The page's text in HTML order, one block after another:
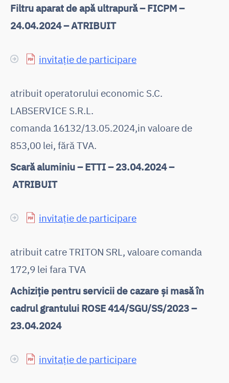
Filtru aparat de apă ultrapură – FICPM –
24.04.2024 – ATRIBUIT
invitație de participare
atribuit operatorului economic S.C.
LABSERVICE S.R.L.
comanda 16132/13.05.2024,in valoare de
853,00 lei, fără TVA.
Scară aluminiu – ETTI – 23.04.2024 –
ATRIBUIT
invitație de participare
atribuit catre TRITON SRL, valoare comanda
172,9 lei fara TVA
Achiziție pentru servicii de cazare și masă în
cadrul grantului ROSE 414/SGU/SS/2023 –
23.04.2024
invitație de participare